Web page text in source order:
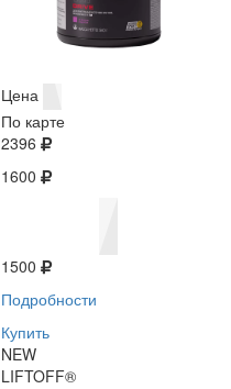
Цена
По карте
2396
1600
1500
Подробности
Купить
NEW
LIFTOFF®